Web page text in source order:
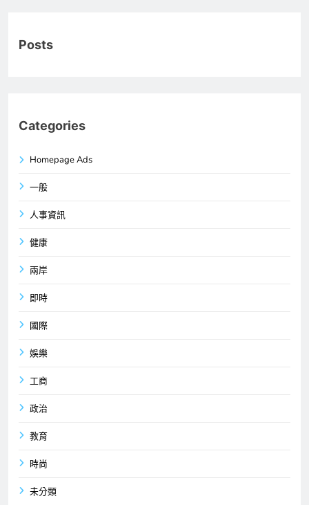
Posts
Categories
Homepage Ads
一般
人事資訊
健康
兩岸
即時
國際
娛樂
工商
政治
教育
時尚
未分類